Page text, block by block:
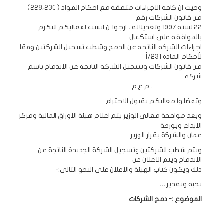
وحيث ان كافه الاجراءات متفقه مع احكام المواد ( 228،230)
من قانون الشركات رقم
22 لسنه 1997 وتعديلاته ، ارجوا ان انسب لمعاليكم التكرم
بالموافقه على استكمال
اجراءات الشركه الناتجه عن الدمج وشطب تسجيل الشركتين وفقا
لأحكام الماده 231/أ
من قانون الشركات وتسجيل الشركه الناتجه عن الاندماج باسم
شركه
………………….. م.ع.م.
وتفضلوا معاليكم بقبول الاحترام
وبعد موافقة معالى الوزير يتم اعلام هيئة الاوراق المالية ومركز
الايداع وبورصة
عمان والشركة بقرار الوزير .
ويتم شطب الشركتين وتسجيل الشركة الجديدة الناتجة عن
الاندماج ويتم الاعلان عن
ذلك ويكون كتاب الهيئة والاعلان على النحو التالى:-
تحية وتقدير ،،،
الموضوع :- دمج الشركات